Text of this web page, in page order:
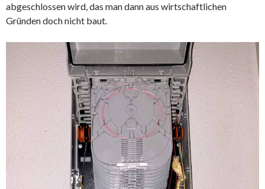
abgeschlossen wird, das man dann aus wirtschaftlichen
Gründen doch nicht baut.